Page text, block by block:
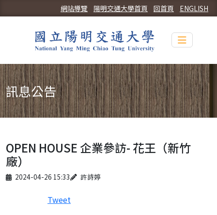
ENGLISH
回首頁
陽明交通大學首頁
網站導覽
Toggle
訊息公告
OPEN HOUSE 企業參訪- 花王（新竹
廠）
Published on
2024-04-26 15:33
Author 許詩婷
Tweet